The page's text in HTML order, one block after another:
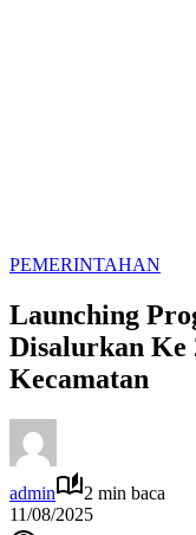
PEMERINTAHAN
Launching
Disalurkan Ke
Kecamatan
admin
2 min baca
11/08/2025